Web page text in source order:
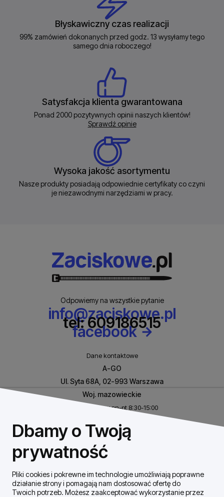
Błyskawiczny czas realizacji
99% zamówień dokonanych przed godz. 13 wysyłamy tego
samego dnia roboczego!
Satysfakcja klienta gwarantowana
Ponad 2000 pozytywnych opinii naszych klientów!
Sprawdź opinie
Wysoka jakość asortymentu
Nasze produkty posiadają odpowiednie certyfikaty co czyni
je niezawodnymi narzędziami w pracy.
Odpowiemy na wszystkie pytanie
info@zaciskowe.pl
tel: 609186515
facebook
Dane kontaktowe
A-GO
Ul. Syta 68A, 02-993 Warszawa
Woj. mazowieckie
Biuro czynne w pn-pt 8:30-15:00
REGON: 146926170
Szybki Kontakt
Dbamy o Twoją
prywatność
Pliki cookies i pokrewne im technologie umożliwiają poprawne
działanie strony i pomagają nam dostosować ofertę do
Twoich potrzeb. Możesz zaakceptować wykorzystanie przez